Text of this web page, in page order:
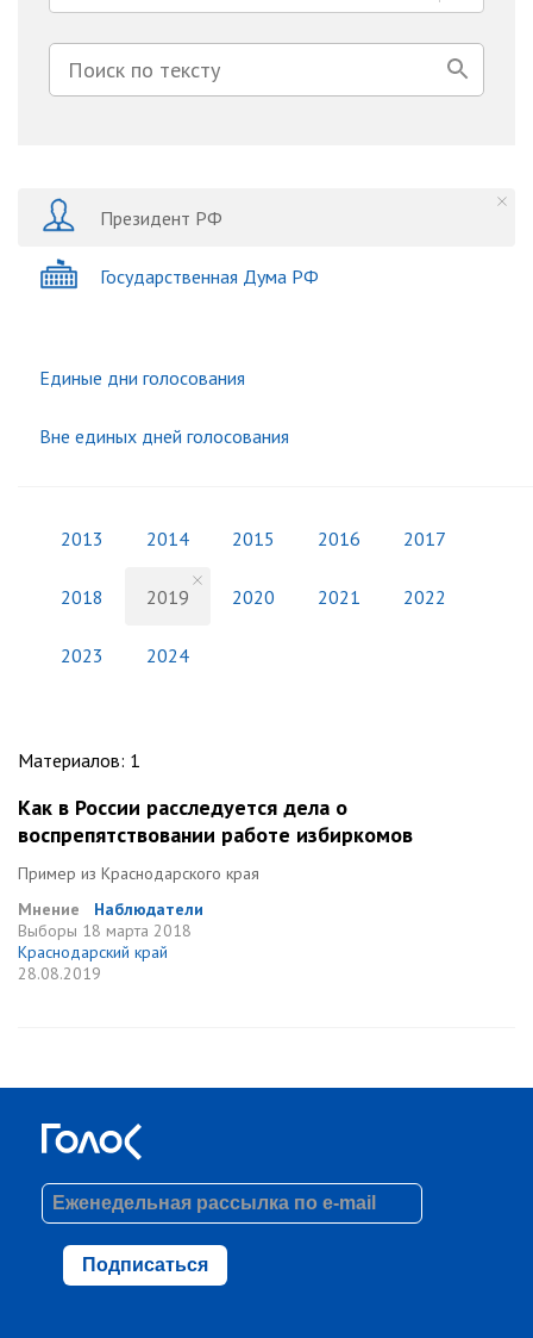
Президент РФ
Государственная Дума РФ
Единые дни голосования
Вне единых дней голосования
2013 2014 2015 2016 2017
2018 2019 2020 2021 2022
2023 2024
Материалов: 1
Как в России расследуется дела о
воспрепятствовании работе избиркомов
Пример из Краснодарского края
Мнение
Наблюдатели
Выборы 18 марта 2018
Краснодарский край
28.08.2019
Подписаться